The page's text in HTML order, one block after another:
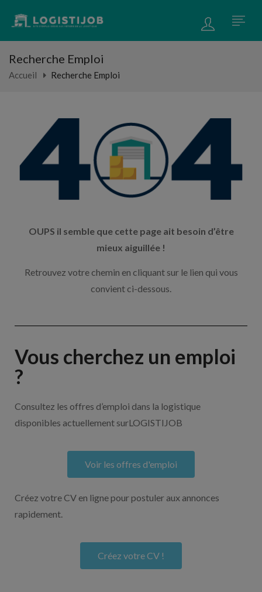
Recherche Emploi
Accueil Recherche Emploi
OUPS il semble que cette page ait besoin d’être
mieux aiguillée !
Retrouvez votre chemin en cliquant sur le lien qui vous
convient ci-dessous.
Vous cherchez un emploi
?
Consultez les offres d’emploi dans la logistique
disponibles actuellement surLOGISTIJOB
Voir les offres d'emploi
Créez votre CV en ligne pour postuler aux annonces
rapidement.
Créez votre CV !